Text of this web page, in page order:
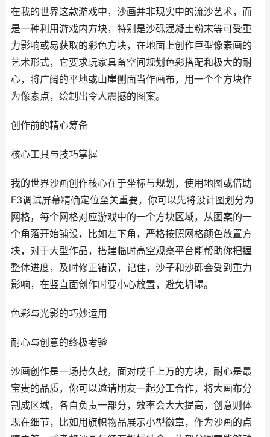
在我的世界这款游戏中，沙画并非现实中的流沙艺术，而
是一种利用游戏内方块，特别是沙砾混凝土粉末等可受重
力影响或易获取的彩色方块，在地面上创作巨型像素画的
艺术形式，它要求玩家具备空间规划色彩搭配和极大的耐
心，将广阔的平地或山崖侧面当作画布，用一个个方块作
为像素点，绘制出令人震撼的图案。
创作前的精心筹备
核心工具与技巧掌握
我的世界沙画创作核心在于坐标与规划，使用地图或借助
F3调试屏幕精确定位至关重要，你可以先将设计图划分为
网格，每个网格对应游戏中的一个方块区域，从图案的一
个角落开始铺设，比如左下角，严格按照网格颜色放置方
块，对于大型作品，搭建临时高空观察平台能帮助你把握
整体进度，及时修正错误，记住，沙子和沙砾会受到重力
影响，在竖直面创作时要小心放置，避免坍塌。
色彩与光影的巧妙运用
耐心与创意的终极考验
沙画创作是一场持久战，面对成千上万的方块，耐心是最
宝贵的品质，你可以邀请朋友一起分工合作，将大画布分
割成区域，各自负责一部分，效率会大大提高，创意则体
现在细节，比如用旗帜物品展示小型徽章，作为沙画的点